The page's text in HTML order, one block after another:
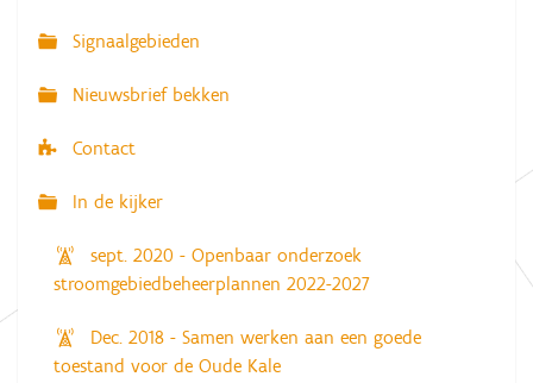
t
Signaalgebieden
Nieuwsbrief bekken
Contact
In de kijker
sept. 2020 - Openbaar onderzoek
stroomgebiedbeheerplannen 2022-2027
Dec. 2018 - Samen werken aan een goede
toestand voor de Oude Kale